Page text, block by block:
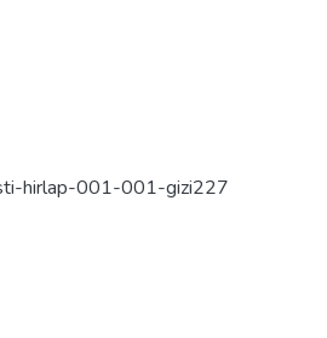
hirlap-001-001-gizi227